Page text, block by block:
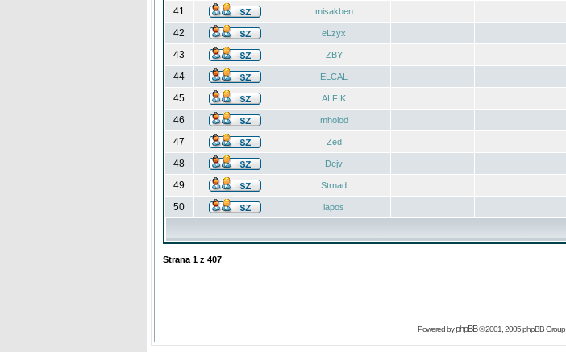
41
misakben
42
eLzyx
43
ZBY
44
ELCAL
45
ALFIK
46
mholod
47
Zed
48
Dejv
49
Strnad
50
lapos
Strana 1 z 407
Powered byphpBB© 2001, 2005 phpBB Group